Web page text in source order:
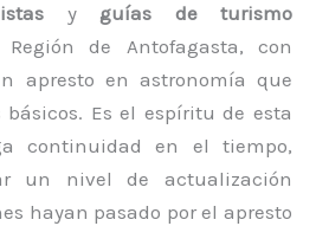
y guías de turismo
de Antofagasta, con
apresto en astronomía que
Es el espíritu de esta
continuidad en el tiempo,
un nivel de actualización
hayan pasado por el apresto